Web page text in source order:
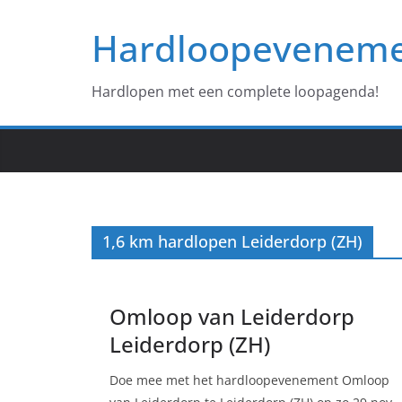
Hardlopen met een complete loopagenda!
1,6 km hardlopen Leiderdorp (ZH)
Omloop van Leiderdorp
Leiderdorp (ZH)
Doe mee met het hardloopevenement Omloop